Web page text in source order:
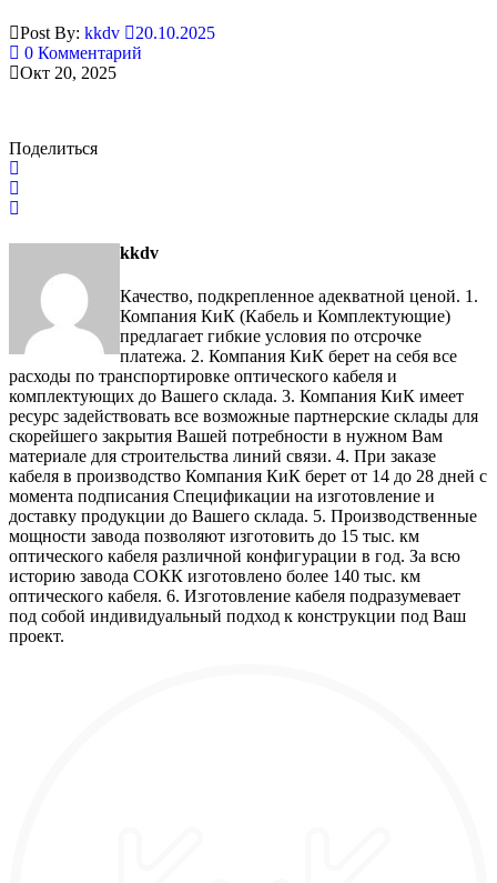
Post By: kkdv
20.10.2025
0 Комментарий
Окт 20, 2025
Поделиться
kkdv
Качество, подкрепленное адекватной ценой. 1.
Компания КиК (Кабель и Комплектующие)
предлагает гибкие условия по отсрочке
платежа. 2. Компания КиК берет на себя все
расходы по транспортировке оптического кабеля и
комплектующих до Вашего склада. 3. Компания КиК имеет
ресурс задействовать все возможные партнерские склады для
скорейшего закрытия Вашей потребности в нужном Вам
материале для строительства линий связи. 4. При заказе
кабеля в производство Компания КиК берет от 14 до 28 дней с
момента подписания Спецификации на изготовление и
доставку продукции до Вашего склада. 5. Производственные
мощности завода позволяют изготовить до 15 тыс. км
оптического кабеля различной конфигурации в год. За всю
историю завода СОКК изготовлено более 140 тыс. км
оптического кабеля. 6. Изготовление кабеля подразумевает
под собой индивидуальный подход к конструкции под Ваш
проект.